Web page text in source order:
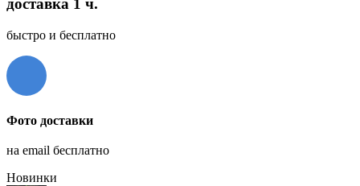
доставка 1 ч.
быстро и бесплатно
Фото доставки
на email бесплатно
Новинки